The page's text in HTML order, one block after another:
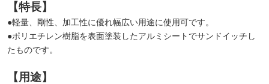
【特長】
●軽量、剛性、加工性に優れ幅広い用途に使用可です。
●ポリエチレン樹脂を表面塗装したアルミシートでサンドイッチし
たものです。
【用途】